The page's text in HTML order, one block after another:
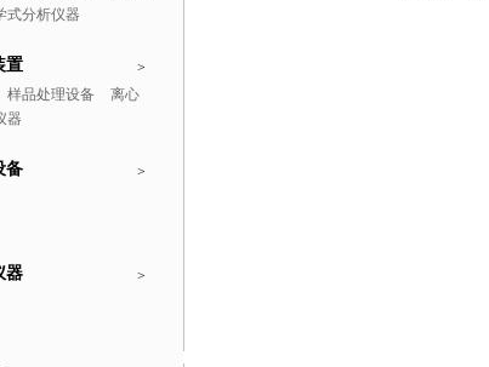
式分析仪器
>
置
样品处理设备
离心
器
>
备
>
器